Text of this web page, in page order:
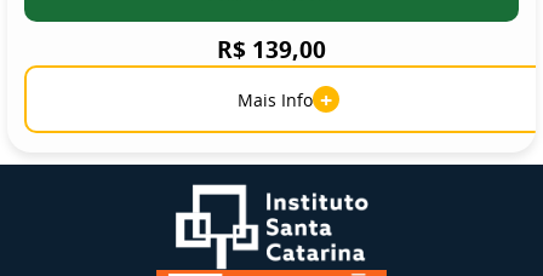
R$ 139,00
Mais Info +